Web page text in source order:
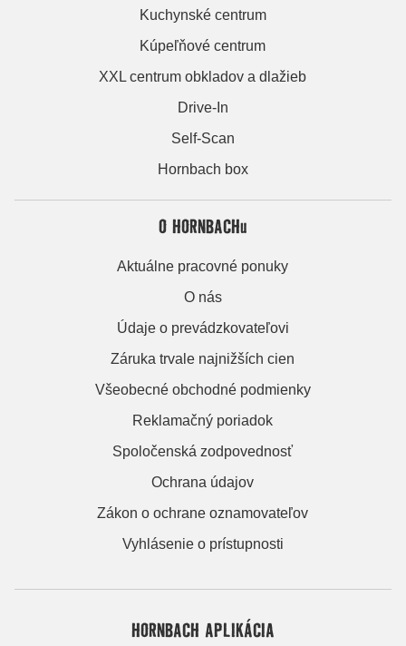
Kuchynské centrum
Kúpeľňové centrum
XXL centrum obkladov a dlažieb
Drive-In
Self-Scan
Hornbach box
O HORNBACHu
Aktuálne pracovné ponuky
O nás
Údaje o prevádzkovateľovi
Záruka trvale najnižších cien
Všeobecné obchodné podmienky
Reklamačný poriadok
Spoločenská zodpovednosť
Ochrana údajov
Zákon o ochrane oznamovateľov
Vyhlásenie o prístupnosti
HORNBACH APLIKÁCIA